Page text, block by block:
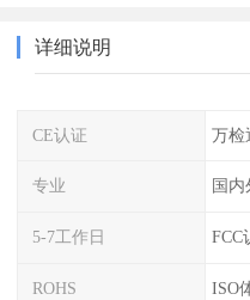
详细说明
CE认证 万检
专业 国内
5-7工作日 FCC
ROHS ISO